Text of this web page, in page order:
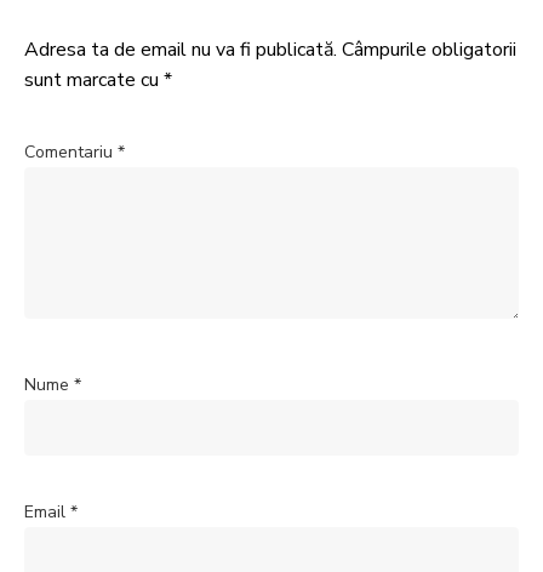
Adresa ta de email nu va fi publicată. Câmpurile obligatorii
sunt marcate cu *
Comentariu *
Nume *
Email *